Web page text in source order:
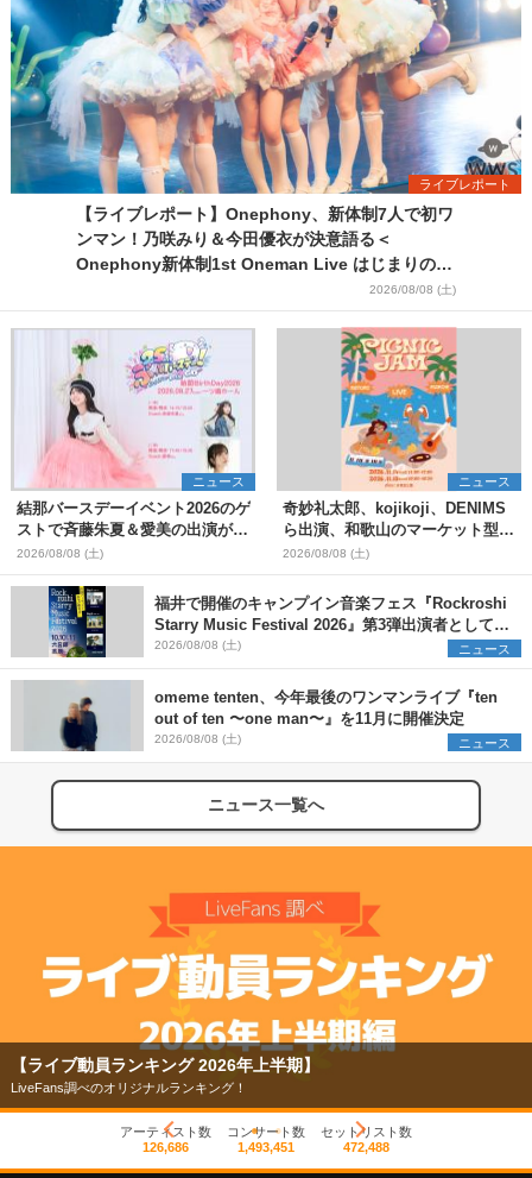
ライブレポート
【ライブレポート】Onephony、新体制7人で初ワ
ンマン！乃咲みり＆今田優衣が決意語る＜
Onephony新体制1st Oneman Live はじまりの夏
2026/08/08 (土)
ニュース
結那バースデーイベント2026のゲ
ストで斉藤朱夏＆愛美の出演が決
定
2026/08/08 (土)
ニュース
奇妙礼太郎、kojikoji、DENIMS
ら出演、和歌山のマーケット型野
外イベント『PICNIC JAM
2026』早割チケット発売開始
2026/08/08 (土)
福井で開催のキャンプイン音楽フェス『Rockroshi
Starry Music Festival 2026』第3弾出演者として
SCOOBIE DO、かりゆし58、Reiを発表
2026/08/08 (土) ニュース
omeme tenten、今年最後のワンマンライブ『ten
out of ten 〜one man〜』を11月に開催決定
2026/08/08 (土) ニュース
ニュース一覧へ
【ライブ動員ランキング 2026年上半期】
LiveFans調べのオリジナルランキング！
アーティスト数
126,686
コンサート数
1,493,451
セットリスト数
472,488